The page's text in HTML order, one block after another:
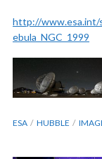
http://www.esa.int/
ebula_NGC_1999
ESA HUBBLE